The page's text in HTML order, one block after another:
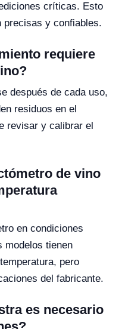
críticas. Esto
precisas y confiables.
requiere
después de cada uso,
residuos en el
revisar y calibrar el
de vino
en condiciones
modelos tienen
pero
del fabricante.
es necesario